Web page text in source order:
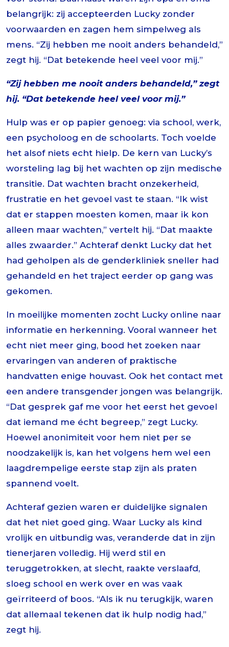
belangrijk: zij accepteerden Lucky zonder
voorwaarden en zagen hem simpelweg als
mens. “Zij hebben me nooit anders behandeld,”
zegt hij. “Dat betekende heel veel voor mij.”
“Zij hebben me nooit anders behandeld,” zegt
hij. “Dat betekende heel veel voor mij.”
Hulp was er op papier genoeg: via school, werk,
een psycholoog en de schoolarts. Toch voelde
het alsof niets echt hielp. De kern van Lucky’s
worsteling lag bij het wachten op zijn medische
transitie. Dat wachten bracht onzekerheid,
frustratie en het gevoel vast te staan. “Ik wist
dat er stappen moesten komen, maar ik kon
alleen maar wachten,” vertelt hij. “Dat maakte
alles zwaarder.” Achteraf denkt Lucky dat het
had geholpen als de genderkliniek sneller had
gehandeld en het traject eerder op gang was
gekomen.
In moeilijke momenten zocht Lucky online naar
informatie en herkenning. Vooral wanneer het
echt niet meer ging, bood het zoeken naar
ervaringen van anderen of praktische
handvatten enige houvast. Ook het contact met
een andere transgender jongen was belangrijk.
“Dat gesprek gaf me voor het eerst het gevoel
dat iemand me écht begreep,” zegt Lucky.
Hoewel anonimiteit voor hem niet per se
noodzakelijk is, kan het volgens hem wel een
laagdrempelige eerste stap zijn als praten
spannend voelt.
Achteraf gezien waren er duidelijke signalen
dat het niet goed ging. Waar Lucky als kind
vrolijk en uitbundig was, veranderde dat in zijn
tienerjaren volledig. Hij werd stil en
teruggetrokken, at slecht, raakte verslaafd,
sloeg school en werk over en was vaak
geïrriteerd of boos. “Als ik nu terugkijk, waren
dat allemaal tekenen dat ik hulp nodig had,”
zegt hij.